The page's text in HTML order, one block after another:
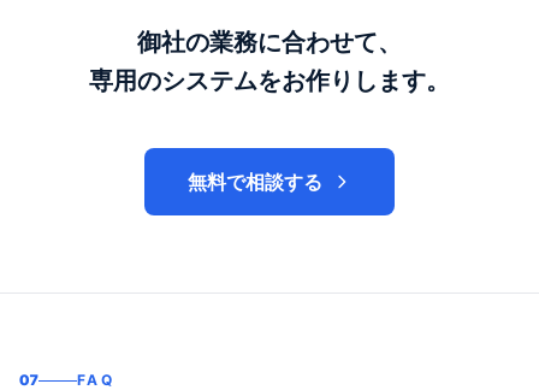
御社の業務に合わせて、
専用のシステムをお作りします。
無料で相談する
07 FAQ